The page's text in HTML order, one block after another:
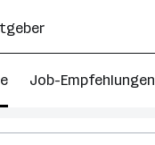
Job-Empfehlungen